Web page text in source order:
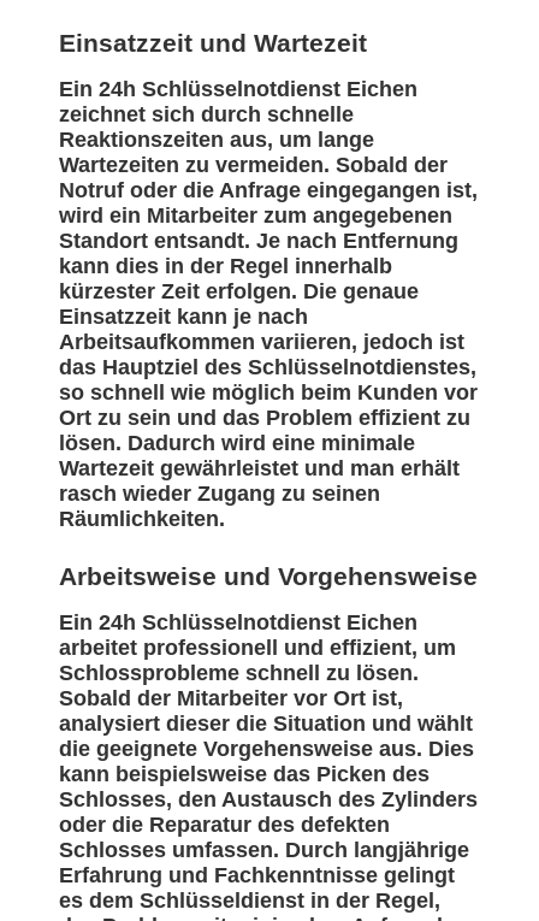
Einsatzzeit und Wartezeit
Ein 24h Schlüsselnotdienst Eichen
zeichnet sich durch schnelle
Reaktionszeiten aus, um lange
Wartezeiten zu vermeiden. Sobald der
Notruf oder die Anfrage eingegangen ist,
wird ein Mitarbeiter zum angegebenen
Standort entsandt. Je nach Entfernung
kann dies in der Regel innerhalb
kürzester Zeit erfolgen. Die genaue
Einsatzzeit kann je nach
Arbeitsaufkommen variieren, jedoch ist
das Hauptziel des Schlüsselnotdienstes,
so schnell wie möglich beim Kunden vor
Ort zu sein und das Problem effizient zu
lösen. Dadurch wird eine minimale
Wartezeit gewährleistet und man erhält
rasch wieder Zugang zu seinen
Räumlichkeiten.
Arbeitsweise und Vorgehensweise
Ein 24h Schlüsselnotdienst Eichen
arbeitet professionell und effizient, um
Schlossprobleme schnell zu lösen.
Sobald der Mitarbeiter vor Ort ist,
analysiert dieser die Situation und wählt
die geeignete Vorgehensweise aus. Dies
kann beispielsweise das Picken des
Schlosses, den Austausch des Zylinders
oder die Reparatur des defekten
Schlosses umfassen. Durch langjährige
Erfahrung und Fachkenntnisse gelingt
es dem Schlüsseldienst in der Regel,